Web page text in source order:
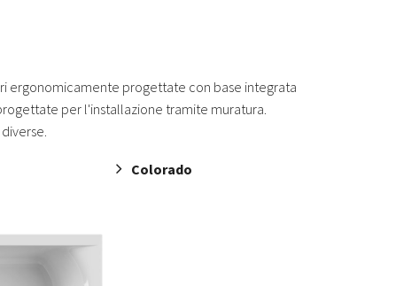
ergonomicamente progettate con base integrata
per l'installazione tramite muratura.
Colorado